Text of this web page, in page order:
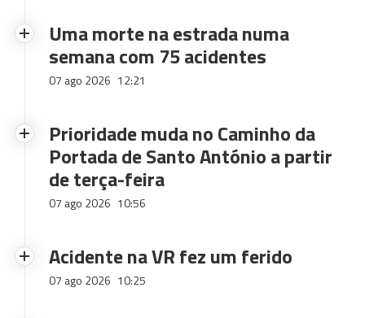
Uma morte na estrada numa
semana com 75 acidentes
07 ago 2026 12:21
Prioridade muda no Caminho da
Portada de Santo António a partir
de terça-feira
07 ago 2026 10:56
Acidente na VR fez um ferido
07 ago 2026 10:25